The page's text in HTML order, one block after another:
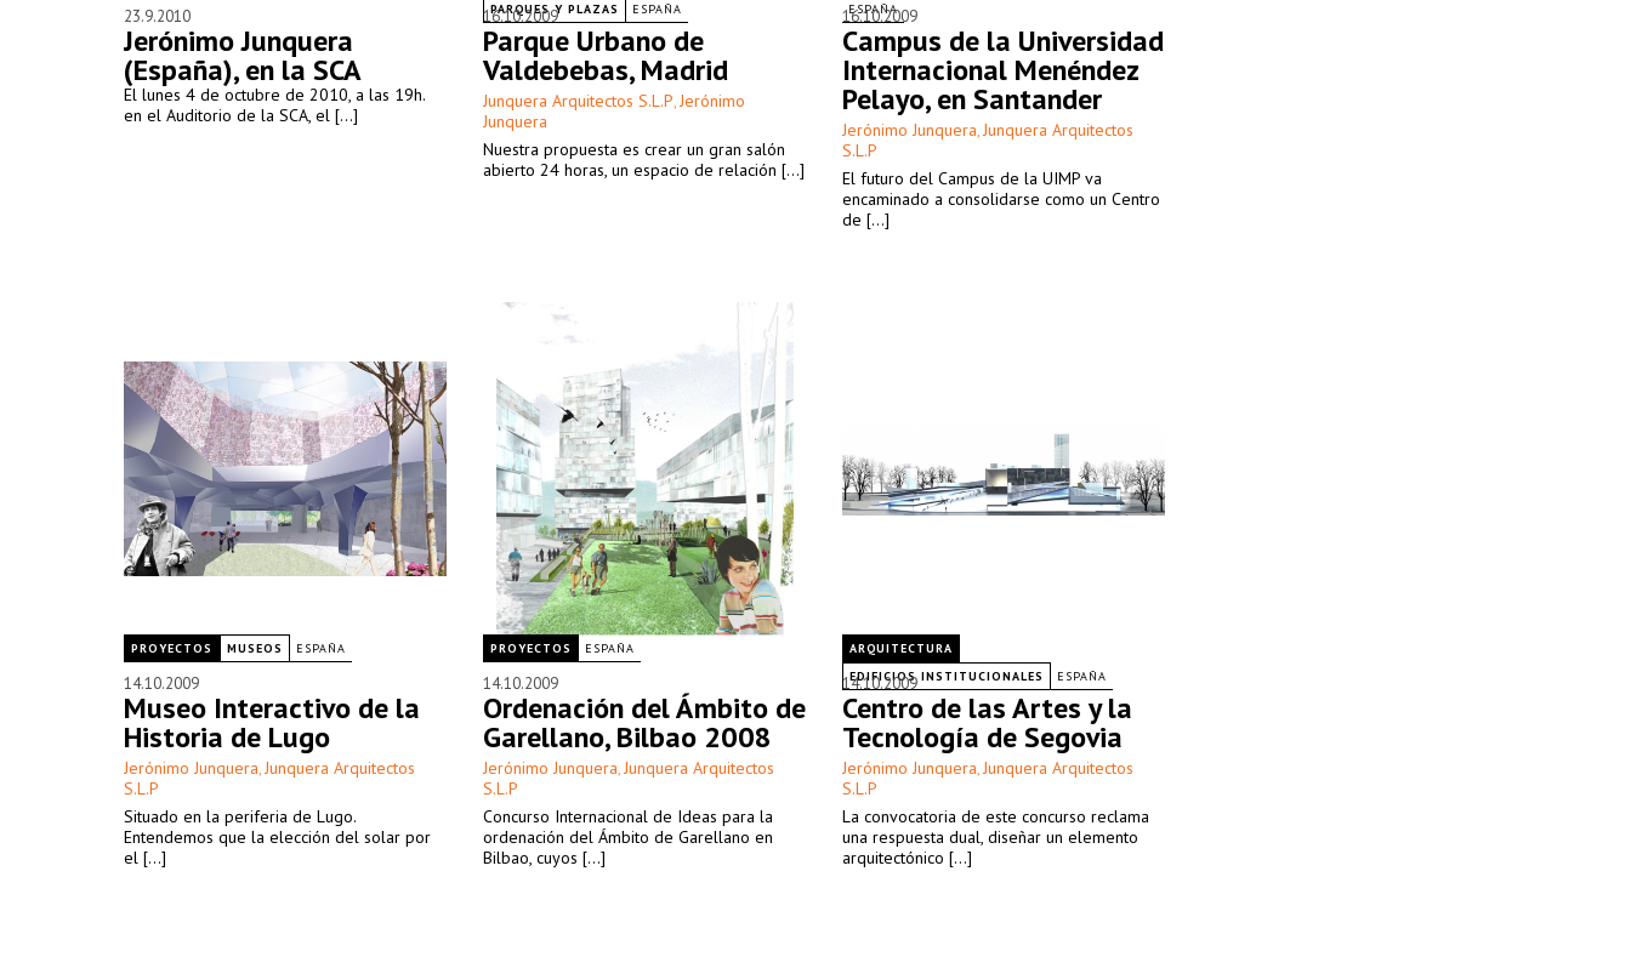
23.9.2010
Jerónimo Junquera
(España), en la SCA
El lunes 4 de octubre de 2010, a las 19h.
en el Auditorio de la SCA, el [...]
PARQUES Y PLAZAS
ESPAÑA
16.10.2009
Parque Urbano de
Valdebebas, Madrid
Junquera Arquitectos S.L.P, Jerónimo
Junquera
Nuestra propuesta es crear un gran salón
abierto 24 horas, un espacio de relación [...]
ESPAÑA
16.10.2009
Campus de la Universidad
Internacional Menéndez
Pelayo, en Santander
Jerónimo Junquera, Junquera Arquitectos
S.L.P
El futuro del Campus de la UIMP va
encaminado a consolidarse como un Centro
de [...]
PROYECTOS MUSEOS ESPAÑA
14.10.2009
Museo Interactivo de la
Historia de Lugo
Jerónimo Junquera, Junquera Arquitectos
S.L.P
Situado en la periferia de Lugo.
Entendemos que la elección del solar por
el [...]
PROYECTOS ESPAÑA
14.10.2009
Ordenación del Ámbito de
Garellano, Bilbao 2008
Jerónimo Junquera, Junquera Arquitectos
S.L.P
Concurso Internacional de Ideas para la
ordenación del Ámbito de Garellano en
Bilbao, cuyos [...]
ARQUITECTURA
EDIFICIOS INSTITUCIONALES
ESPAÑA
14.10.2009
Centro de las Artes y la
Tecnología de Segovia
Jerónimo Junquera, Junquera Arquitectos
S.L.P
La convocatoria de este concurso reclama
una respuesta dual, diseñar un elemento
arquitectónico [...]